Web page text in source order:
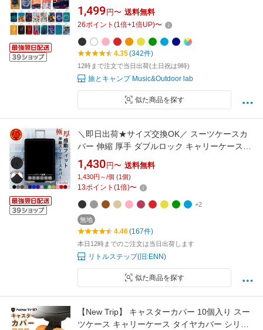
素材 厚手 丈夫 おしゃれ かわいい キャリーバッ
グカバー 伸縮素材 伸縮 大型 機内持ち込み カバ
ー トランクカバー 盗難防止 汚れ防止 スーツケ
ース保護
1,499 円〜 送料無料
26ポイント (1倍+1倍UP)〜
4.35(342件)
12時まで注文で当日出荷(土日祝は9時)
旅とキャンプ Music&Outdoor lab
似た商品を探す
＼即日出荷★サイズ交換OK／ スーツケースカ
バー 伸縮 厚手 ダブルロック キャリーケースカ
バー おしゃれ レインカバー 防水 頑丈 傷防止
キャリーバッグ 雨除け 汚れ防止 布製 無地 小型
Sサイズ 大型 Lサイズ 6サイズ展開
1,430 円〜 送料無料
1,430円～/個 (1個)
13ポイント (1倍)〜
+2
無地
4.46(167件)
本日12時までのご注文は当日出荷します
リトルステップ(旧:ENN)
似た商品を探す
【New Trip】 キャスターカバー 10個入り スー
ツケース キャリーケース タイヤカバー シリコ